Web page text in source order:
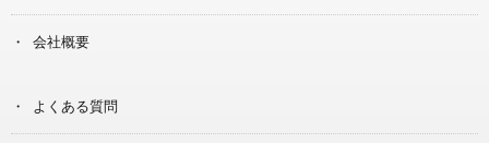
会社概要
よくある質問